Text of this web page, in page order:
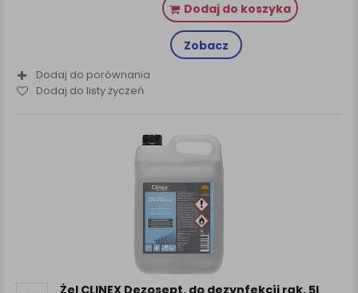
Dodaj do koszyka
Zobacz
Dodaj do porównania
Dodaj do listy życzeń